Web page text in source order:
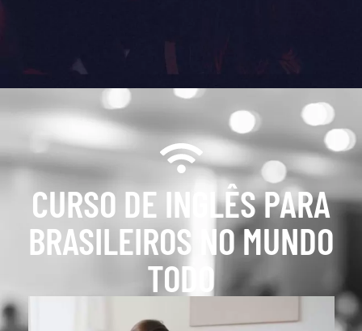
CURSO DE INGLÊS PARA
BRASILEIROS NO MUNDO
TODO